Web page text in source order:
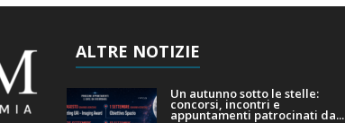
ALTRE NOTIZIE
Un autunno sotto le stelle:
concorsi, incontri e
appuntamenti patrocinati da...